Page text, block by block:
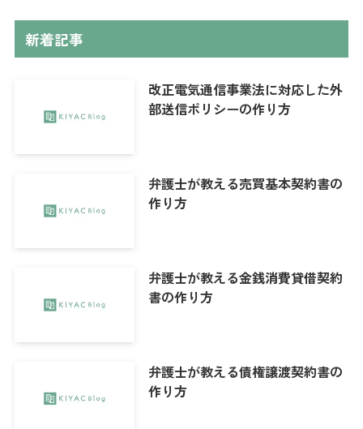
新着記事
改正電気通信事業法に対応した外
部送信ポリシーの作り方
弁護士が教える売買基本契約書の
作り方
弁護士が教える金銭消費貸借契約
書の作り方
弁護士が教える債権譲渡契約書の
作り方